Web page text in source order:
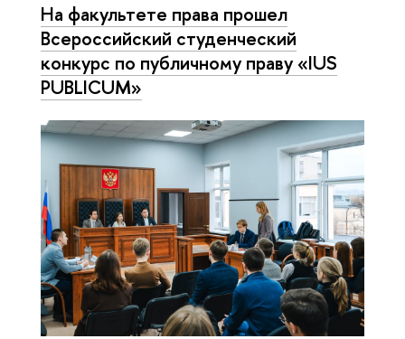
На факультете права прошел
Всероссийский студенческий
конкурс по публичному праву «IUS
PUBLICUM»